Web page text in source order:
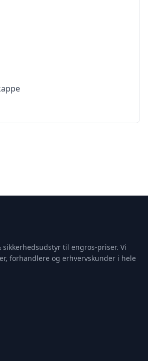
sikkerhedsudstyr til engros-priser. Vi
forhandlere og erhvervskunder i hele